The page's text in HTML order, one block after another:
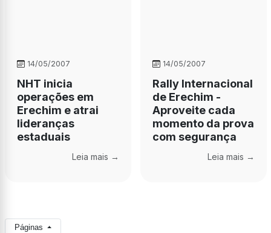
14/05/2007
NHT inicia
operações em
Erechim e atrai
lideranças
estaduais
Leia mais →
14/05/2007
Rally Internacional
de Erechim -
Aproveite cada
momento da prova
com segurança
Leia mais →
Páginas